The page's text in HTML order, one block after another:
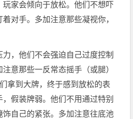
家会倾向于放松。他们不想吓
对手。多加注意那些凝视你，
，他们不会强迫自己过度控制
意那些一反常态摇手（或腿）
拿到大牌，终于感到放松的表
假装牌弱。他们不用通过特别
自己的紧张。多加注意往底池